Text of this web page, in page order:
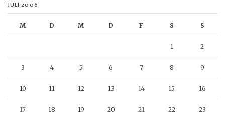
JULI 2006
M D M D F S S
1 2
3 4 5 6 7 8 9
10 11 12 13 14 15 16
17 18 19 20 21 22 23